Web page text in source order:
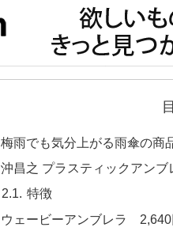
梅雨でも気分上がる雨傘の商
沖昌之 プラスティックアン
特徴
ウェービーアンブレラ 2,640